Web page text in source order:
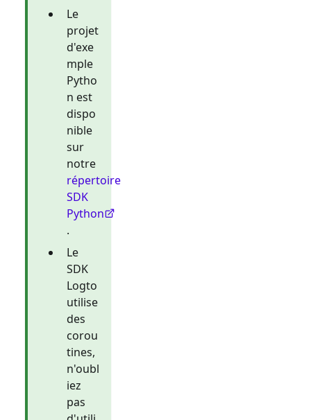
Le
projet
d'exe
mple
Pytho
n est
dispo
nible
sur
notre
répertoire
SDK
Python
.
Le
SDK
Logto
utilise
des
corou
tines,
n'oubl
iez
pas